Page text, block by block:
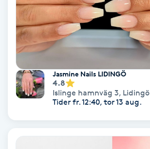
Damklippning
Dermapen
Enzympeeling
Extensions
Jasmine Nails LIDINGÖ
4.8
Islinge hamnväg 3, Lidingö
Tider fr. 12:40, tor 13 aug.